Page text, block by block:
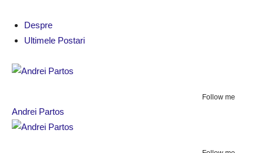
Despre
Ultimele Postari
Follow me
Andrei Partos